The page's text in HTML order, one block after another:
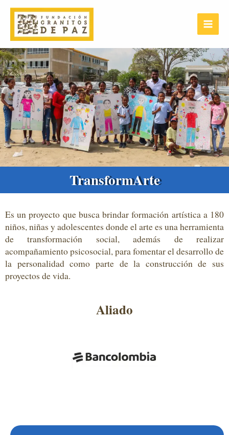
contenido
Main
Menu
TransformArte
Es un proyecto que busca brindar formación artística a 180
niños, niñas y adolescentes donde el arte es una herramienta
de transformación social, además de realizar
acompañamiento psicosocial, para fomentar el desarrollo de
la personalidad como parte de la construcción de sus
proyectos de vida.
Aliado